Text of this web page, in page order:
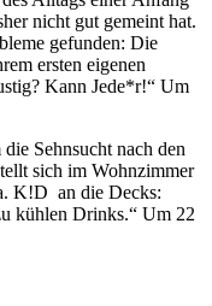
nicht gut gemeint hat.
gefunden: Die
ersten eigenen
Kann Jede*r!“ Um
Sehnsucht nach den
sich im Wohnzimmer
K!D an die Decks:
kühlen Drinks.“ Um 22